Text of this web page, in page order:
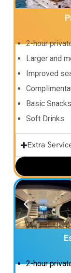
2-hour
Larger and
Improved
Basic Snacks
Soft Drinks
Extra
2-hour